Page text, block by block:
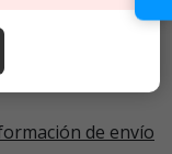
de envío